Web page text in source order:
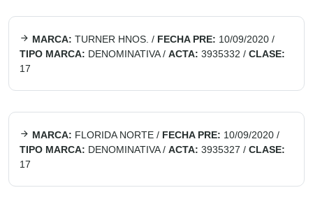
MARCA: TURNER HNOS. / FECHA PRE: 10/09/2020 /
TIPO MARCA: DENOMINATIVA/ ACTA: 3935332 / CLASE:
17
MARCA: FLORIDA NORTE / FECHA PRE: 10/09/2020 /
TIPO MARCA: DENOMINATIVA/ ACTA: 3935327 / CLASE:
17